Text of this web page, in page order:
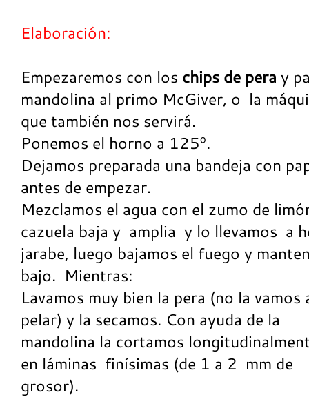
Elaboración:
Empezaremos con los chips de pera y
mandolina al primo McGiver, o la
que también nos servirá.
Ponemos el horno a 125º.
Dejamos preparada una bandeja con
antes de empezar.
Mezclamos el agua con el zumo de
cazuela baja y amplia y lo llevamos a
jarabe, luego bajamos el fuego y
bajo. Mientras:
Lavamos muy bien la pera (no la vamos
pelar) y la secamos. Con ayuda de la
mandolina la cortamos
en láminas finísimas (de 1 a 2 mm de
grosor).